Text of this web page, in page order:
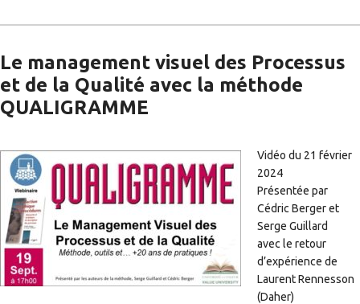
Le management visuel des Processus
et de la Qualité avec la méthode
QUALIGRAMME
Vidéo du 21 février
2024
Présentée par
Cédric Berger et
Serge Guillard
avec le retour
d’expérience de
Laurent Rennesson
(Daher)